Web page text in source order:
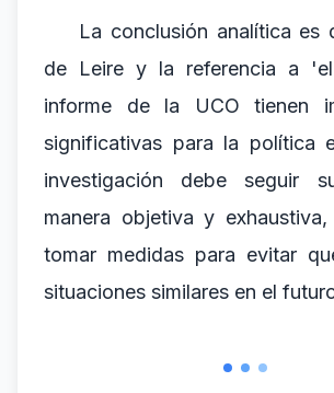
La conclusión analítica es
de Leire y la referencia a
informe de la UCO tienen
significativas para la política
investigación debe seguir
manera objetiva y
tomar medidas para evitar
situaciones similares en el